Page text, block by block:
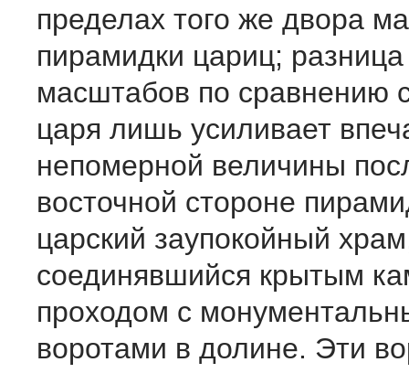
пределах того же двора
пирамидки цариц;
масштабов по сравнению
царя лишь усиливает
непомерной величины
восточной стороне
царский заупокойный
соединявшийся крытым
проходом с
воротами в долине. Эти